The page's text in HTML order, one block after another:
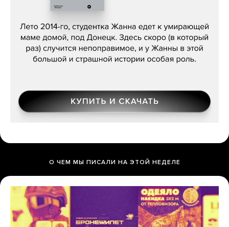
Сергей Лебедев, «Белая дама»
О ЧЕМ МЫ ПИСАЛИ НА ЭТОЙ НЕДЕЛЕ